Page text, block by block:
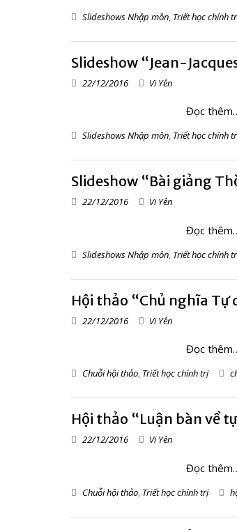
Slideshows Nhập môn Triết học chính
Slideshow “Jean-
22/12/2016 Vi Yên
Đọc
Slideshows Nhập môn, Triết học chính
Slideshow “Bài giảng
22/12/2016 Vi Yên
Đọc
Slideshows Nhập môn Triết học chính
Hội thảo “Chủ nghĩa Tự
22/12/2016 Vi Yên
Đọc
Chuỗi hội thảo, Triết học chính trị
Hội thảo “Luận bàn về
22/12/2016 Vi Yên
Đọc
Chuỗi hội thảo Triết học chính trị